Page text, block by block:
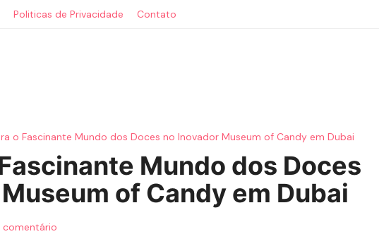
Politicas de Privacidade Contato
o Fascinante Mundo dos Doces no Inovador Museum of Candy em Dubai
Mundo dos Doces
of Candy em Dubai
comentário